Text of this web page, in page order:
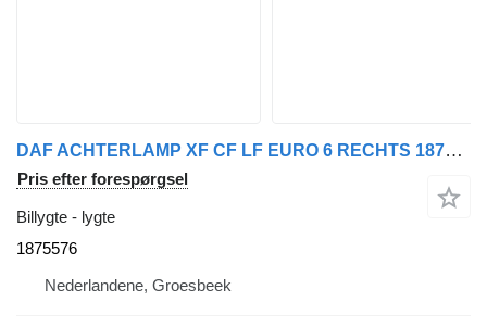
DAF ACHTERLAMP XF CF LF EURO 6 RECHTS 1875576 lygte til lastbil
Pris efter forespørgsel
Billygte - lygte
1875576
Nederlandene, Groesbeek